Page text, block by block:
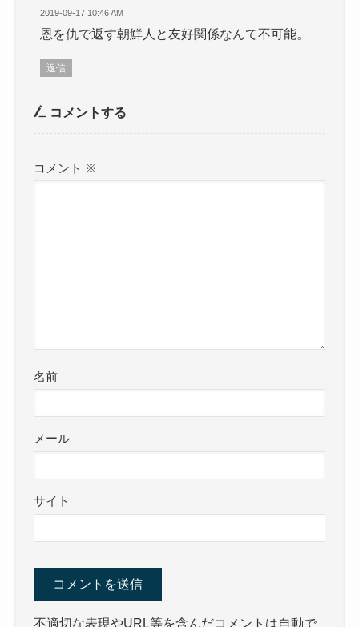
2019-09-17 10:46 AM
恩を仇で返す朝鮮人と友好関係なんて不可能。
返信
コメントする
コメント ※
名前
メール
サイト
不適切な表現やURL等を含んだコメントは自動で